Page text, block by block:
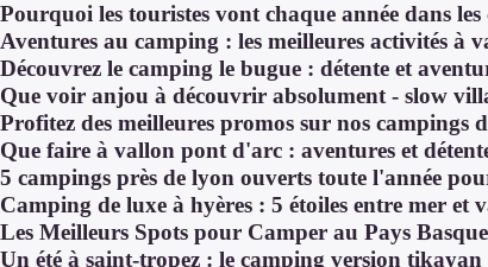
Pourquoi les touristes vont chaque année dans
Aventures au camping : les meilleures activités à
Découvrez le camping le bugue : détente et
Que voir anjou à découvrir absolument - slow
Profitez des meilleures promos sur nos campings
Que faire à vallon pont d'arc : aventures et
5 campings près de lyon ouverts toute l'année
Camping de luxe à hyères : 5 étoiles entre mer et
Les Meilleurs Spots pour Camper au Pays
Un été à saint-tropez : le camping version tikayan